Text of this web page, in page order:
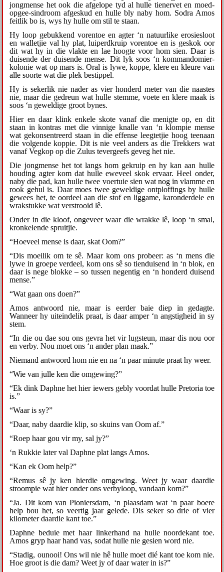
jongmense het ook die afgelope tyd al hulle tienervet en moed-
opgee-sindroom afgeskud en hulle bly naby hom. Sodra Amos
feitlik bo is, wys hy hulle om stil te staan.
Hy loop gebukkend vorentoe en agter ‘n natuurlike erosiesloot
en walletjie val hy plat, luiperdkruip vorentoe en is geskok oor
dit wat hy in die vlakte en lae hoogte voor hom sien. Daar is
duisende der duisende mense. Dit lyk soos ‘n kommandomier-
kolonie wat op mars is. Oral is lywe, koppe, klere en kleure van
alle soorte wat die plek bestippel.
Hy is sekerlik nie nader as vier honderd meter van die naastes
nie, maar die gedreun wat hulle stemme, voete en klere maak is
soos ‘n geweldige groot bynes.
Hier en daar klink enkele skote vanaf die menigte op, en dit
staan in kontras met die vinnige knalle van ‘n klompie mense
wat gekonsentreerd staan in die effense leegtetjie hoog teenaan
die volgende koppie. Dit is nie veel anders as die Trekkers wat
vanaf Vegkop op die Zulus tevergeefs geveg het nie.
Die jongmense het tot langs hom gekruip en hy kan aan hulle
houding agter kom dat hulle eweveel skok ervaar. Heel onder,
naby die pad, kan hulle twee voertuie sien wat nog in vlamme en
rook gehul is. Daar moes twee geweldige ontploffings by hulle
gewees het, te oordeel aan die stof en liggame, karonderdele en
wrakstukke wat verstrooid lê.
Onder in die kloof, ongeveer waar die wrakke lê, loop ‘n smal,
kronkelende spruitjie.
“Hoeveel mense is daar, skat Oom?”
“Dis moeilik om te sê. Maar kom ons probeer: as ‘n mens die
lywe in groepe verdeel, kom ons sê so tienduisend in ‘n blok, en
daar is nege blokke – so tussen negentig en ‘n honderd duisend
mense.”
“Wat gaan ons doen?”
Amos antwoord nie, maar is eerder baie diep in gedagte.
Wanneer hy uiteindelik praat, is daar amper ‘n angstigheid in sy
stem.
“In die ou dae sou ons gevra het vir lugsteun, maar dis nou oor
en verby. Nou moet ons ‘n ander plan maak.”
Niemand antwoord hom nie en na ‘n paar minute praat hy weer.
“Wie van julle ken die omgewing?”
“Ek dink Daphne het hier iewers gebly voordat hulle Pretoria toe
is.”
“Waar is sy?”
“Daar, naby daardie klip, so skuins van Oom af.”
“Roep haar gou vir my, sal jy?”
‘n Rukkie later val Daphne plat langs Amos.
“Kan ek Oom help?”
“Remus sê jy ken hierdie omgewing. Weet jy waar daardie
stroompie wat hier onder ons verbyloop, vandaan kom?”
“Ja. Dit kom van Pioniersdam, ‘n plaasdam wat ‘n paar boere
help bou het, so veertig jaar gelede. Dis seker so drie of vier
kilometer daardie kant toe.”
Daphne beduie met haar linkerhand na hulle noordekant toe.
Amos gryp haar hand vas, sodat hulle nie gesien word nie.
“Stadig, ounooi! Ons wil nie hê hulle moet dié kant toe kom nie.
Hoe groot is die dam? Weet jy of daar water in is?”